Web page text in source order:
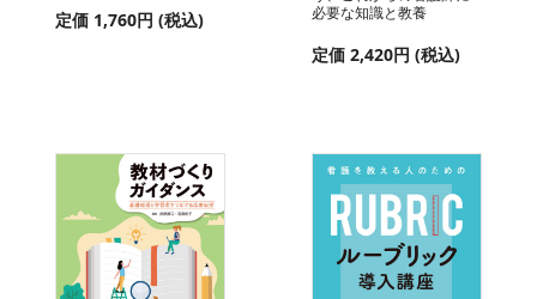
定価 1,760円 (税込)
必要な知識と教養
定価 2,420円 (税込)